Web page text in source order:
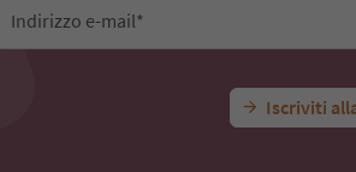
Indirizzo e-mail*
Iscriviti